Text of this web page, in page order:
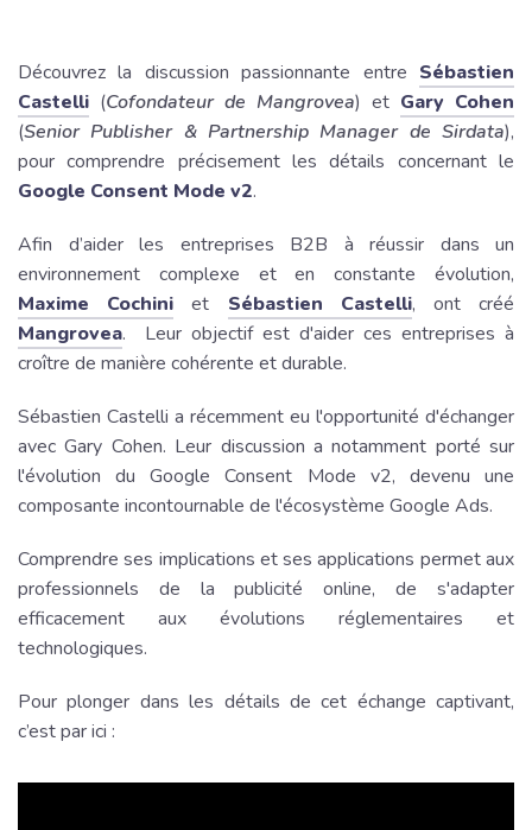
Découvrez la discussion passionnante entre Sébastien
Castelli (Cofondateur de Mangrovea) et Gary Cohen
(Senior Publisher & Partnership Manager de Sirdata),
pour comprendre précisement les détails concernant le
Google Consent Mode v2.
Afin d’aider les entreprises B2B à réussir dans un
environnement complexe et en constante évolution,
Maxime Cochini et Sébastien Castelli, ont créé
Mangrovea. Leur objectif est d'aider ces entreprises à
croître de manière cohérente et durable.
Sébastien Castelli a récemment eu l'opportunité d'échanger
avec Gary Cohen. Leur discussion a notamment porté sur
l'évolution du Google Consent Mode v2, devenu une
composante incontournable de l'écosystème Google Ads.
Comprendre ses implications et ses applications permet aux
professionnels de la publicité online, de s'adapter
efficacement aux évolutions réglementaires et
technologiques.
Pour plonger dans les détails de cet échange captivant,
c’est par ici :